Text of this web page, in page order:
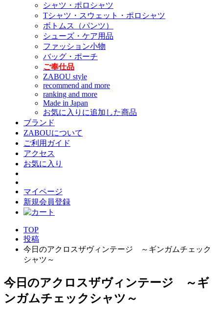
シャツ・ポロシャツ
Tシャツ・スウェット・ポロシャツ
ボトムス（パンツ）
シューズ・ケア用品
ファッション小物
バッグ・ポーチ
ご奉仕品
ZABOU style
recommend and more
ranking and more
Made in Japan
お気に入りに追加した商品
ブランド
ZABOUについて
ご利用ガイド
アクセス
お気に入り
マイページ
新規会員登録
TOP
投稿
今日のアクロスザヴィンテージ ～ギンガムチェック
シャツ～
今日のアクロスザヴィンテージ ～ギ
ンガムチェックシャツ～